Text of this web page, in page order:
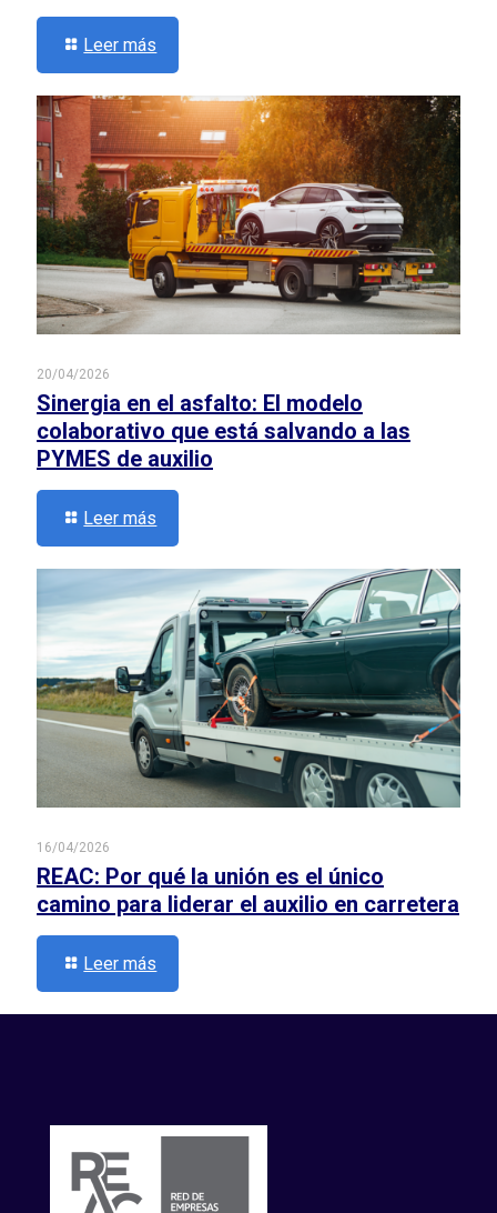
Leer más
20/04/2026
Sinergia en el asfalto: El modelo
colaborativo que está salvando a las
PYMES de auxilio
Leer más
16/04/2026
REAC: Por qué la unión es el único
camino para liderar el auxilio en carretera
Leer más